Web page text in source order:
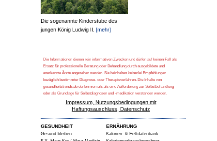
Die sogenannte Kinderstube des
jungen König Ludwig II. [mehr]
Die Informationen dienen rein informativen Zwecken und dürfen auf keinen Fall als
Ersatz für professionelle Beratung oder Behandlung durch ausgebildete und
anerkannte Ärzte angesehen werden. Sie beinhalten keinerlei Empfehlungen
bezüglich bestimmter Diagnose- oder Therapieverfahren. Die Inhalte von
gesundheitstrends.de dürfen niemals als eine Aufforderung zur Selbstbehandlung
oder als Grundlage für Selbstdiagnosen und -medikation verstanden werden.
Impressum, Nutzungsbedingungen mit
Haftungsauschluss, Datenschutz
GESUNDHEIT
Gesund bleiben
ERNÄHRUNG
Kalorien- & Fettdatenbank